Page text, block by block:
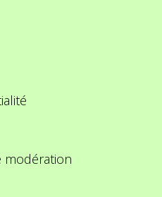
modération